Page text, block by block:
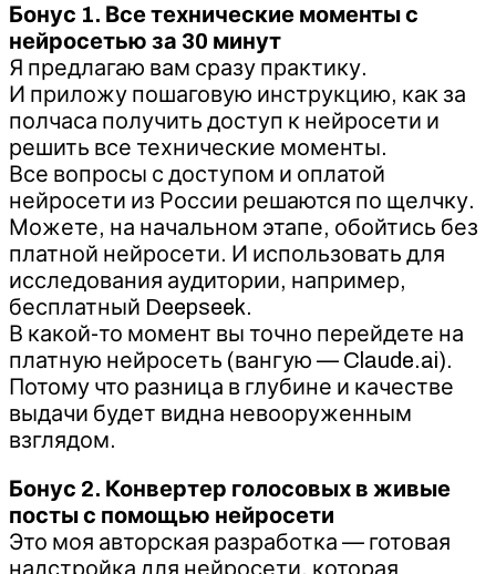
Бонус 1. Все технические моменты с
нейросетью за 30 минут
Я предлагаю вам сразу практику.
И приложу пошаговую инструкцию, как за
полчаса получить доступ к нейросети и
решить все технические моменты.
Все вопросы с доступом и оплатой
нейросети из России решаются по щелчку.
Можете, на начальном этапе, обойтись без
платной нейросети. И использовать для
исследования аудитории, например,
бесплатный Deepseek.
В какой-то момент вы точно перейдете на
платную нейросеть (вангую — Claude.ai).
Потому что разница в глубине и качестве
выдачи будет видна невооруженным
взглядом.
Бонус 2. Конвертер голосовых в живые
посты с помощью нейросети
Это моя авторская разработка — готовая
надстройка для нейросети, которая